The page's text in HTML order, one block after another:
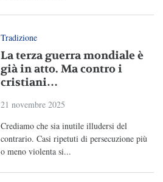
Tradizione
La terza guerra mondiale è
già in atto. Ma contro i
cristiani…
21 novembre 2025
Crediamo che sia inutile illudersi del
contrario. Casi ripetuti di persecuzione più
o meno violenta si...